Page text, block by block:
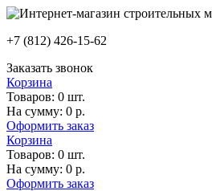
+7 (812) 426-15-62
Заказать звонок
Корзина
Товаров: 0 шт.
На сумму: 0 р.
Оформить заказ
Корзина
Товаров: 0 шт.
На сумму: 0 р.
Оформить заказ